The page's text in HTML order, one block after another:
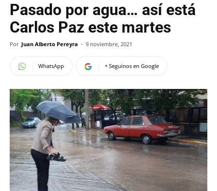
Pasado por agua… así está
Carlos Paz este martes
Por Juan Alberto Pereyra - 9 noviembre, 2021
WhatsApp + Seguinos en Google